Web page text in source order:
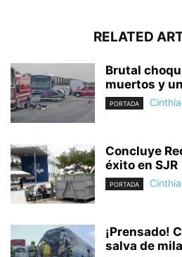
RELATED
Brutal
muertos y
PORTADA
Concluye
éxito en SJR
PORTADA
¡Prensado!
salva de